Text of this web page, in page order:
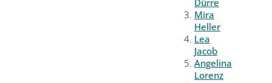
Dürre
Mira
Heller
Lea
Jacob
Angelina
Lorenz